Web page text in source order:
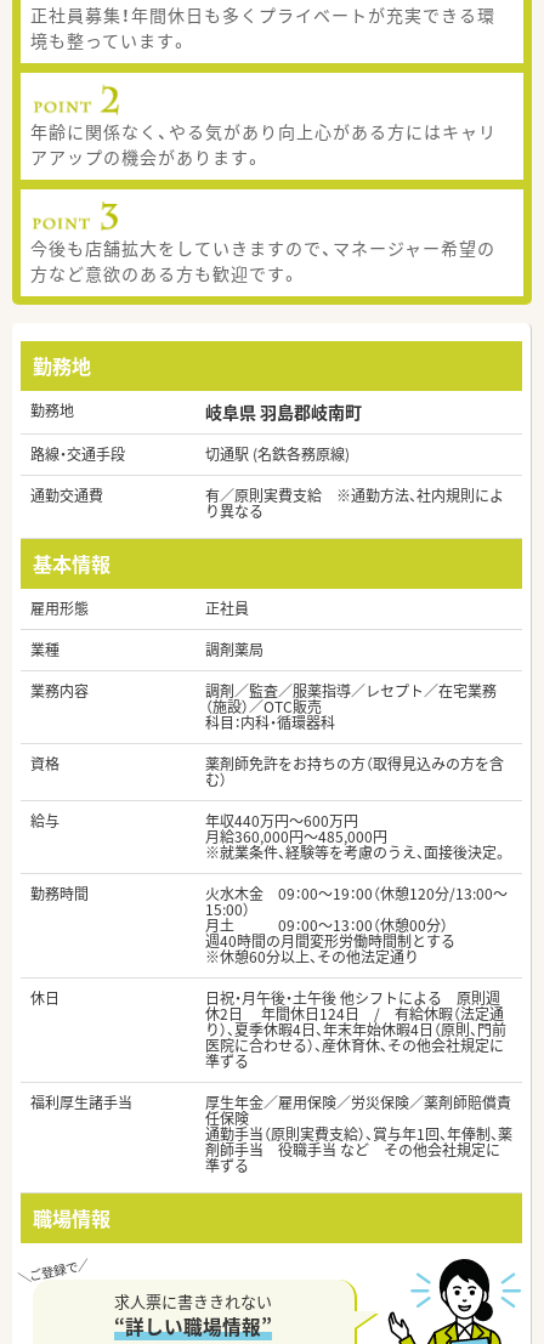
正社員募集！年間休日も多くプライベートが充実できる環
境も整っています。
年齢に関係なく、やる気があり向上心がある方にはキャリ
アアップの機会があります。
今後も店舗拡大をしていきますので、マネージャー希望の
方など意欲のある方も歓迎です。
勤務地
勤務地 岐阜県 羽島郡岐南町
路線・交通手段
切通駅 (名鉄各務原線)
通勤交通費
有／原則実費支給 ※通勤方法、社内規則によ
り異なる
基本情報
雇用形態
正社員
業種
調剤薬局
業務内容
調剤／監査／服薬指導／レセプト／在宅業務
（施設）／OTC販売
科目：内科・循環器科
資格
薬剤師免許をお持ちの方（取得見込みの方を含
む）
給与
年収440万円～600万円
月給360,000円～485,000円
※就業条件、経験等を考慮のうえ、面接後決定。
勤務時間
火水木金 09：00～19：00（休憩120分/13:00～
15:00）
月土 09：00～13：00（休憩00分）
週40時間の月間変形労働時間制とする
※休憩60分以上、その他法定通り
休日
日祝・月午後・土午後 他シフトによる 原則週
休2日 年間休日124日 / 有給休暇（法定通
り）、夏季休暇4日、年末年始休暇4日（原則、門前
医院に合わせる）、産休育休、その他会社規定に
準ずる
福利厚生諸手当
厚生年金／雇用保険／労災保険／薬剤師賠償責
任保険
通勤手当（原則実費支給）、賞与年1回、年俸制、薬
剤師手当 役職手当 など その他会社規定に
準ずる
職場情報
求人票に書ききれない
“詳しい職場情報”